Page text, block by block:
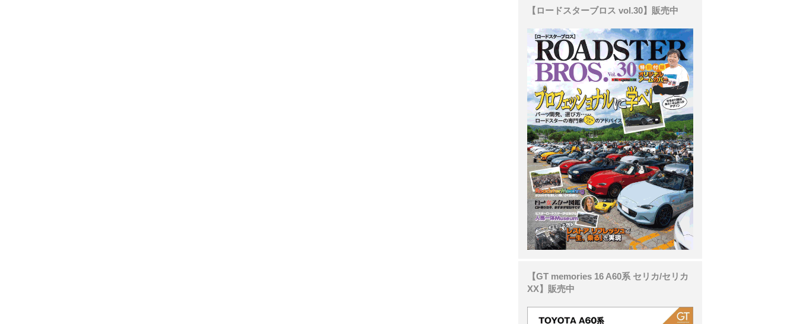
【ロードスターブロス vol.30】販売中
【GT memories 16 A60系 セリカ/セリカ
XX】販売中